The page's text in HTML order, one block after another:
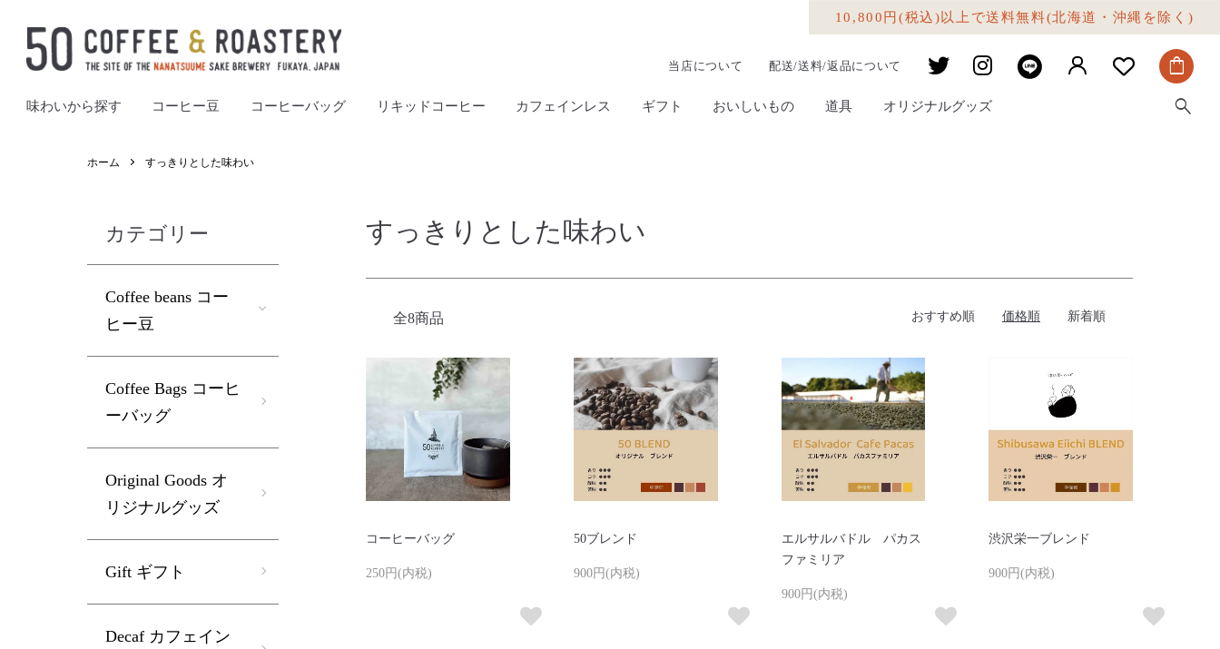
10,800円(税込)以上で送料無料(北海道・沖縄を除く)
当店について 配送/送料/返品について shopping_bag
味わいから探す コーヒー豆 コーヒーバッグ リキッドコーヒー カフェインレス ギフト おいしいもの 道具 オリジナルグッズ search
ホーム すっきりとした味わい
すっきりとした味わい
全8商品 おすすめ順 価格順 新着順
コーヒーバッグ
250円(内税)
50ブレンド
900円(内税)
エルサルバドル パカス
ファミリア
900円(内税)
渋沢栄一ブレンド
900円(内税)
カテゴリー
Coffee beans コー
ヒー豆
Coffee Bags コーヒ
ーバッグ
Original Goods オ
リジナルグッズ
Gift ギフト
Decaf カフェイン